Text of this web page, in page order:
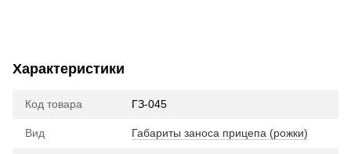
Характеристики
Код товара ГЗ-045
Вид Габариты заноса прицепа (рожки)